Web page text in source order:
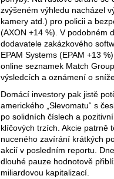
zvýšeném výhledu nacházel
kamery atd.) pro policii a
(AXON +14 %). V podobném
dodavatele zakázkového
EPAM Systems (EPAM +13
online seznamek Match
výsledcích a oznámení o
Domácí investory pak jistě
amerického „Slevomatu“ s
po solidních číslech a
klíčových trzích. Akcie patrně
nuceného zavírání krátkých
akcií v posledním reportu.
dlouhé pauze hodnotově
miliardovou kapitalizací.